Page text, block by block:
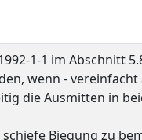
1-1 im Abschnitt
wenn -
die Ausmitten in
Biegung zu